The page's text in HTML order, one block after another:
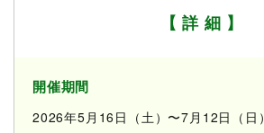
【 詳 細 】
開催期間
2026年5月16日（土）〜7月12日（日）